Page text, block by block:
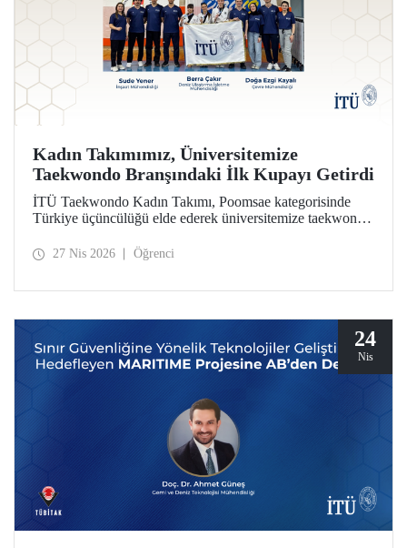
Kadın Takımımız, Üniversitemize
Taekwondo Branşındaki İlk Kupayı Getirdi
İTÜ Taekwondo Kadın Takımı, Poomsae kategorisinde
Türkiye üçüncülüğü elde ederek üniversitemize taekwondo
27 Nis 2026 Öğrenci
24
Nis